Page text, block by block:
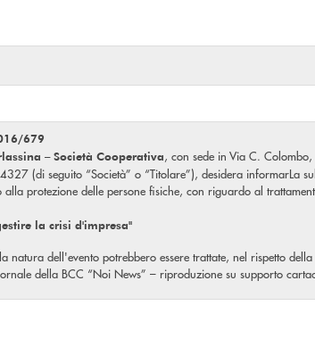
679
– Società Cooperativa, con sede in Via C.
(di seguito “Società” o “Titolare”), desidera informarLa
protezione delle persone fisiche, con riguardo al
la crisi d'impresa"
dell'evento potrebbero essere trattate, nel rispetto
della BCC “Noi News” – riproduzione su supporto
connesse alle finalità stesse e, comunque, con